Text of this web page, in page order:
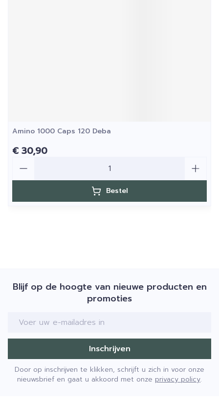
Amino 1000 Caps 120 Deba
€ 30,90
Bestel
Blijf op de hoogte van nieuwe producten en
promoties
E-mail adres
Inschrijven
Door op inschrijven te klikken, schrijft u zich in voor onze
nieuwsbrief en gaat u akkoord met onze privacy policy.